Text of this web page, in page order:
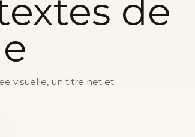
de
visuelle, un titre net et